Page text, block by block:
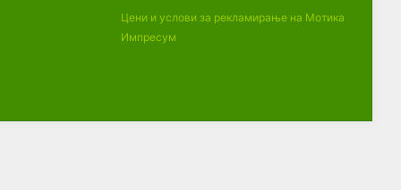
Цени и услови за рекламирање на Мотика
Импресум